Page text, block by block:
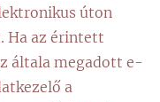
úton
Ha az érintett
általa megadott e-
a